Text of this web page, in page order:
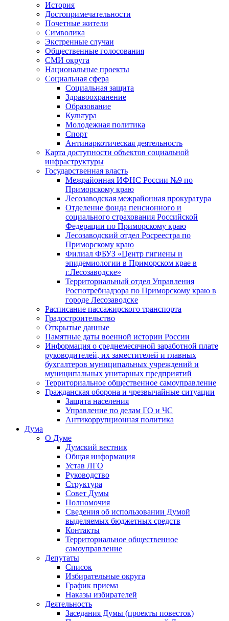
История
Достопримечательности
Почетные жители
Символика
Экстренные случаи
Общественные голосования
СМИ округа
Национальные проекты
Социальная сфера
Социальная защита
Здравоохранение
Образование
Культура
Молодежная политика
Спорт
Антинаркотическая деятельность
Карта доступности объектов социальной
инфраструктуры
Государственная власть
Межрайонная ИФНС России №9 по
Приморскому краю
Лесозаводская межрайонная прокуратура
Отделение фонда пенсионного и
социального страхования Российской
Федерации по Приморскому краю
Лесозаводский отдел Росреестра по
Приморскому краю
Филиал ФБУЗ «Центр гигиены и
эпидемиологии в Приморском крае в
г.Лесозаводске»
Территориальный отдел Управления
Роспотребнадзора по Приморскому краю в
городе Лесозаводске
Расписание пассажирского транспорта
Градостроительство
Открытые данные
Памятные даты военной истории России
Информация о среднемесячной заработной плате
руководителей, их заместителей и главных
бухгалтеров муниципальных учреждений и
муниципальных унитарных предприятий
Территориальное общественное самоуправление
Гражданская оборона и чрезвычайные ситуации
Защита населения
Управление по делам ГО и ЧС
Антикоррупционная политика
Дума
О Думе
Думский вестник
Общая информация
Устав ЛГО
Руководство
Структура
Совет Думы
Полномочия
Сведения об использовании Думой
выделяемых бюджетных средств
Контакты
Территориальное общественное
самоуправление
Депутаты
Список
Избирательные округа
График приема
Наказы избирателей
Деятельность
Заседания Думы (проекты повесток)